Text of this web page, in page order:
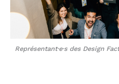
Représentant·e·s des Design